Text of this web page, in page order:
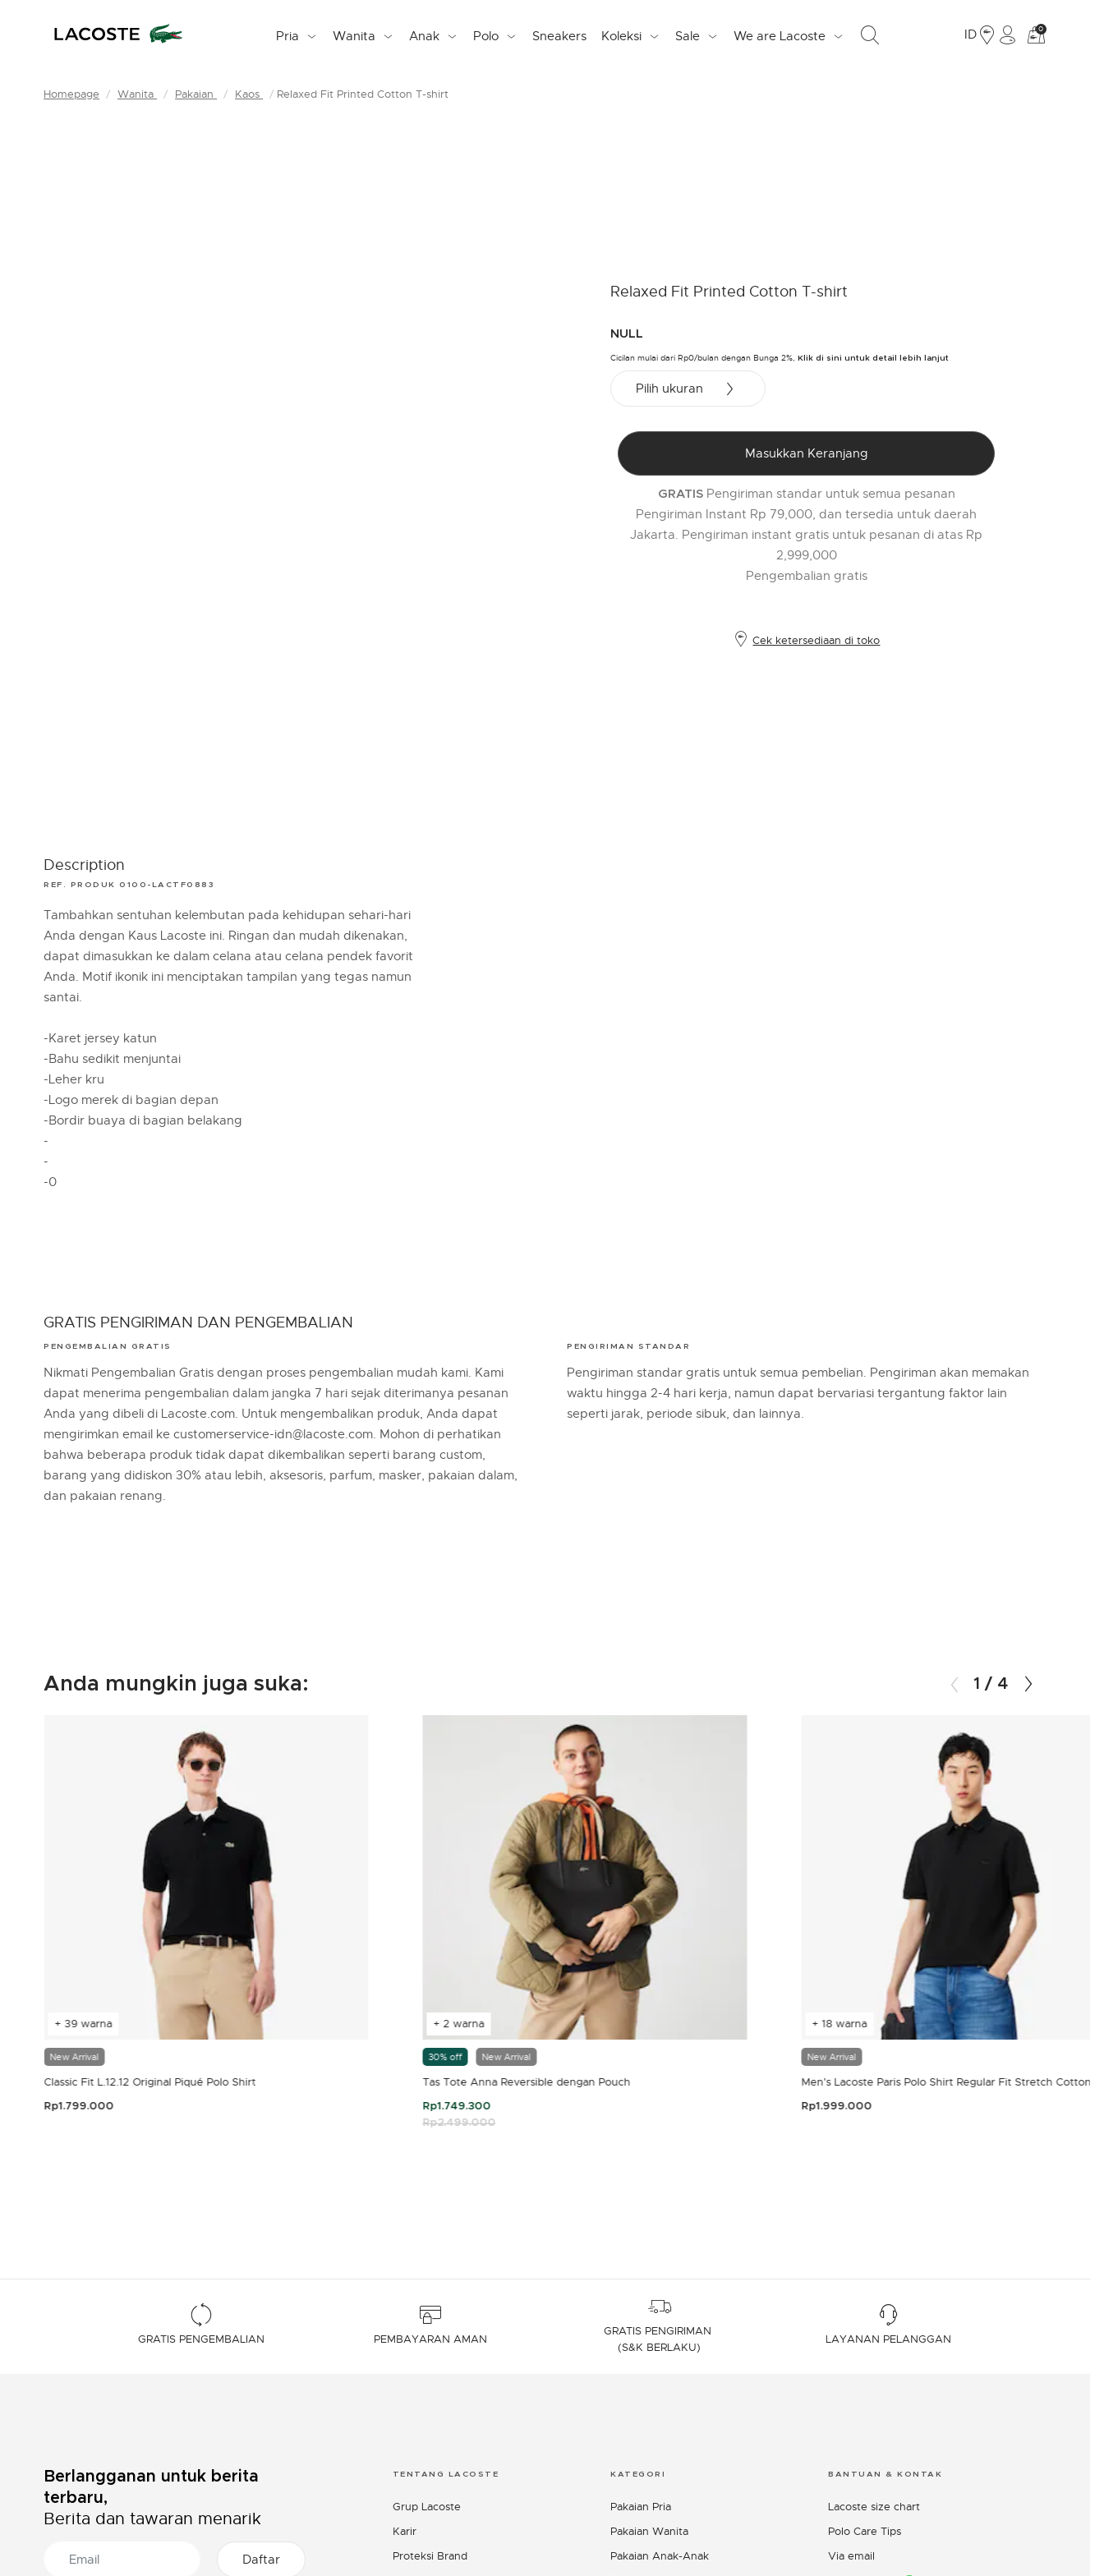
Pria Wanita Anak Polo Sneakers Koleksi Sale We are Lacoste ID
Lihat
0
Homepage Wanita Pakaian Kaos Relaxed Fit Printed Cotton T-shirt
Relaxed Fit Printed Cotton T-shirt
NULL
Cicilan mulai dari Rp0/bulan dengan Bunga 2%,Klik di sini untuk detail lebih lanjut
Pilih ukuran
Masukkan Keranjang
GRATISPengiriman standar untuk semua pesanan
Pengiriman Instant Rp 79,000, dan tersedia untuk daerah
Jakarta. Pengiriman instant gratis untuk pesanan di atas Rp
2,999,000
Pengembalian gratis
Cek ketersediaan di toko
Description
REF. PRODUK 0100-LACTF0883
Tambahkan sentuhan kelembutan pada kehidupan sehari-hari
Anda dengan Kaus Lacoste ini. Ringan dan mudah dikenakan,
dapat dimasukkan ke dalam celana atau celana pendek favorit
Anda. Motif ikonik ini menciptakan tampilan yang tegas namun
santai.
-Karet jersey katun
-Bahu sedikit menjuntai
-Leher kru
-Logo merek di bagian depan
-Bordir buaya di bagian belakang
-
-
-0
GRATIS PENGIRIMAN DAN PENGEMBALIAN
PENGEMBALIAN GRATIS
Nikmati Pengembalian Gratis dengan proses pengembalian mudah kami. Kami
dapat menerima pengembalian dalam jangka 7 hari sejak diterimanya pesanan
Anda yang dibeli di Lacoste.com. Untuk mengembalikan produk, Anda dapat
mengirimkan email ke customerservice-idn@lacoste.com. Mohon di perhatikan
bahwa beberapa produk tidak dapat dikembalikan seperti barang custom,
barang yang didiskon 30% atau lebih, aksesoris, parfum, masker, pakaian dalam,
dan pakaian renang.
PENGIRIMAN STANDAR
Pengiriman standar gratis untuk semua pembelian. Pengiriman akan memakan
waktu hingga 2-4 hari kerja, namun dapat bervariasi tergantung faktor lain
seperti jarak, periode sibuk, dan lainnya.
Anda mungkin juga suka:
+ 39 warna
New Arrival
Classic Fit L.12.12 Original Piqué Polo Shirt
Rp1.799.000
+ 2 warna
30% off New Arrival
Tas Tote Anna Reversible dengan Pouch
Rp1.749.300
Price reduced from
Rp2.499.000
+ 18 warna
New Arrival
Men's Lacoste Paris Polo Shirt Regular Fit Stretch Cotton
Rp1.999.000
1 / 4
GRATIS PENGEMBALIAN PEMBAYARAN AMAN
GRATIS PENGIRIMAN
(S&K BERLAKU)
LAYANAN PELANGGAN
Berlangganan untuk berita
terbaru,
Berita dan tawaran menarik
TENTANG LACOSTE
Grup Lacoste
Karir
Proteksi Brand
KATEGORI
Pakaian Pria
Pakaian Wanita
Pakaian Anak-Anak
BANTUAN & KONTAK
Lacoste size chart
Polo Care Tips
Via email